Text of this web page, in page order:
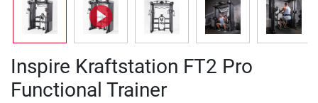
Inspire Kraftstation FT2 Pro
Functional Trainer